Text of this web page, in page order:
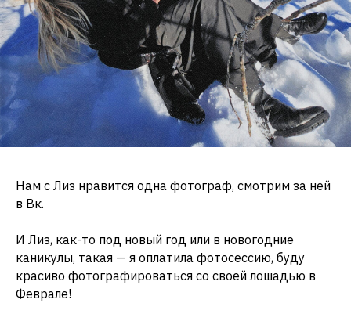
Нам с Лиз нравится одна фотограф, смотрим за ней
в Вк.
И Лиз, как-то под новый год или в новогодние
каникулы, такая — я оплатила фотосессию, буду
красиво фотографироваться со своей лошадью в
Феврале!